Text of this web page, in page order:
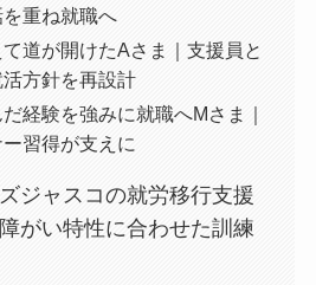
を重ね就職へ
道が開けたAさま｜支援員と
方針を再設計
経験を強みに就職へMさま｜
習得が支えに
ジャスコの就労移行支援
がい特性に合わせた訓練